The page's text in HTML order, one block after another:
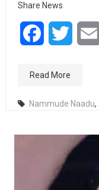
Share News
FacebookTwitter
Read More
Nammude Naadu,